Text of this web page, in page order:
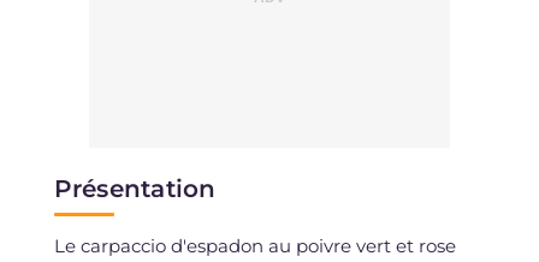
Présentation
Le carpaccio d'espadon au poivre vert et rose